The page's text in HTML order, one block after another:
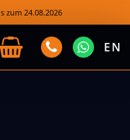
zum 24.08.2026
EN